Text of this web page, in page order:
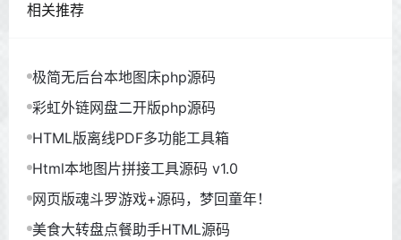
相关推荐
极简无后台本地图床php源码
彩虹外链网盘二开版php源码
HTML版离线PDF多功能工具箱
Html本地图片拼接工具源码 v1.0
网页版魂斗罗游戏+源码，梦回童年！
美食大转盘点餐助手HTML源码